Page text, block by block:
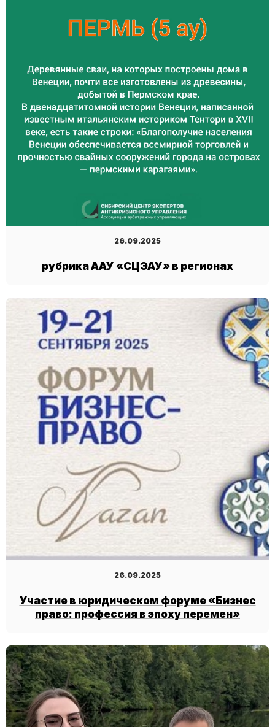
26.09.2025
рубрика ААУ «СЦЭАУ» в регионах
26.09.2025
Участие в юридическом форуме «Бизнес
право: профессия в эпоху перемен»